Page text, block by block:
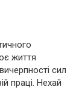
життя
сил
праці. Нехай